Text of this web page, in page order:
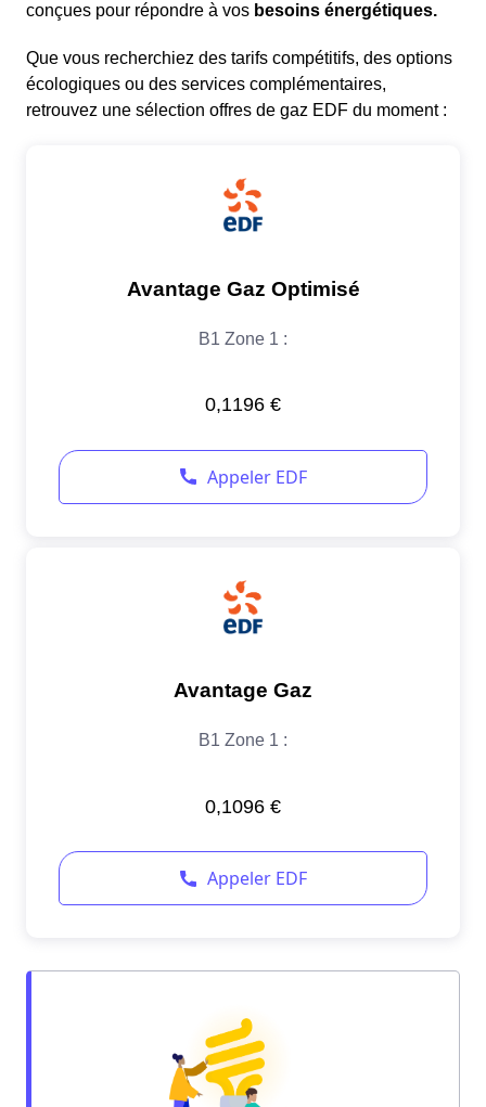
conçues pour répondre à vos besoins énergétiques.
Que vous recherchiez des tarifs compétitifs, des options
écologiques ou des services complémentaires,
retrouvez une sélection offres de gaz EDF du moment :